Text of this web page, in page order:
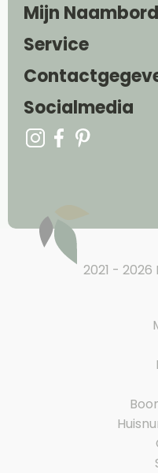
Mijn
Service
Socialmedia
2021 -